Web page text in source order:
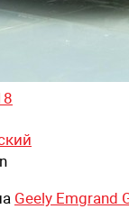
Geely Emgrand